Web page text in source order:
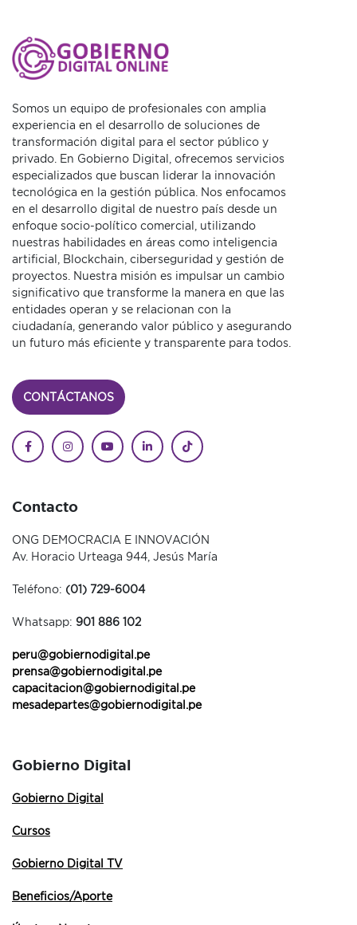
Somos un equipo de profesionales con amplia
experiencia en el desarrollo de soluciones de
transformación digital para el sector público y
privado. En Gobierno Digital, ofrecemos servicios
especializados que buscan liderar la innovación
tecnológica en la gestión pública. Nos enfocamos
en el desarrollo digital de nuestro país desde un
enfoque socio-político comercial, utilizando
nuestras habilidades en áreas como inteligencia
artificial, Blockchain, ciberseguridad y gestión de
proyectos. Nuestra misión es impulsar un cambio
significativo que transforme la manera en que las
entidades operan y se relacionan con la
ciudadanía, generando valor público y asegurando
un futuro más eficiente y transparente para todos.
CONTÁCTANOS
Contacto
ONG DEMOCRACIA E INNOVACIÓN
Av. Horacio Urteaga 944, Jesús María
Teléfono: (01) 729-6004
Whatsapp: 901 886 102
peru@gobiernodigital.pe
prensa@gobiernodigital.pe
capacitacion@gobiernodigital.pe
mesadepartes@gobiernodigital.pe
Gobierno Digital
Gobierno Digital
Cursos
Gobierno Digital TV
Beneficios/Aporte